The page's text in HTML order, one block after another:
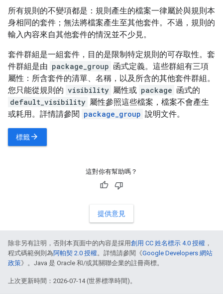
所有規則的不變項都是：規則產生的檔案一律屬於與規則本
身相同的套件；無法將檔案產生至其他套件。不過，規則的
輸入內容來自其他套件的情況並不少見。
套件群組是一組套件，目的是限制特定規則的可存取性。套
件群組是由 package_group 函式定義。這些群組有三項
屬性：所含套件的清單、名稱，以及所含的其他套件群組。
您只能從規則的 visibility 屬性或 package 函式的
default_visibility 屬性參照這些檔案，檔案不會產生
或耗用。詳情請參閱 package_group 說明文件。
標籤arrow_forward
這對你有幫助嗎？
提供意見
除非另有註明，否則本頁面中的內容是採用創用 CC 姓名標示 4.0 授權 ，
程式碼範例則為阿帕契 2.0 授權。詳情請參閱《Google Developers 網站
政策》。Java 是 Oracle 和/或其關聯企業的註冊商標。
上次更新時間：2026-07-14 (世界標準時間)。